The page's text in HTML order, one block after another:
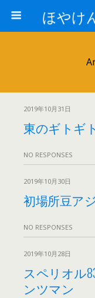
2019年10月31日
東のギトギ
NO RESPONSES
2019年10月30日
初場所豆ア
NO RESPONSES
2019年10月28日
スペリオル
ンツマン